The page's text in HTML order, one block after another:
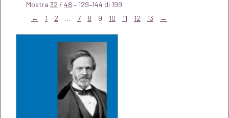
Mostra 32 / 48 – 129–144 di 199
←
1 2 … 7 8 9 10 11 12 13 →